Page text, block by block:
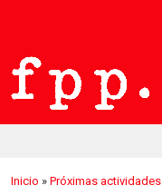
Inicio » Próximas actividades